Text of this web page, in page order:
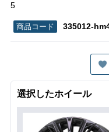
5
335012-
選択したホイール